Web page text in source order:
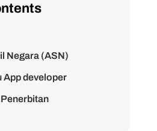
Negara (ASN)
App developer